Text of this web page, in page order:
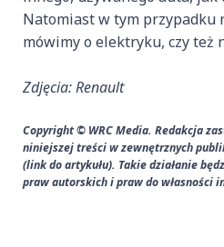
Natomiast w tym przypadku
mówimy o elektryku, czy też
Zdjęcia: Renault
Copyright © WRC Media. Redakcja
niniejszej treści w zewnętrznych
(link do artykułu). Takie działanie
praw autorskich i praw do własności